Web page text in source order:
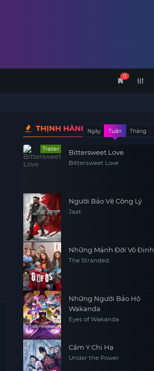
0
THỊNH HÀNHNgày Tuần Tháng
Trailer Bittersweet Love
Bittersweet Love
Người Bảo Vệ Công Lý
Jaat
Những Mảnh Đời Vô Định
The Stranded
Những Người Bảo Hộ
Wakanda
Eyes of Wakanda
Cẩm Y Chi Hạ
Under the Power